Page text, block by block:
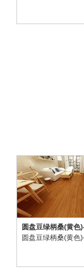
圆盘豆绿柄桑(黄色
圆盘豆绿柄桑(黄色